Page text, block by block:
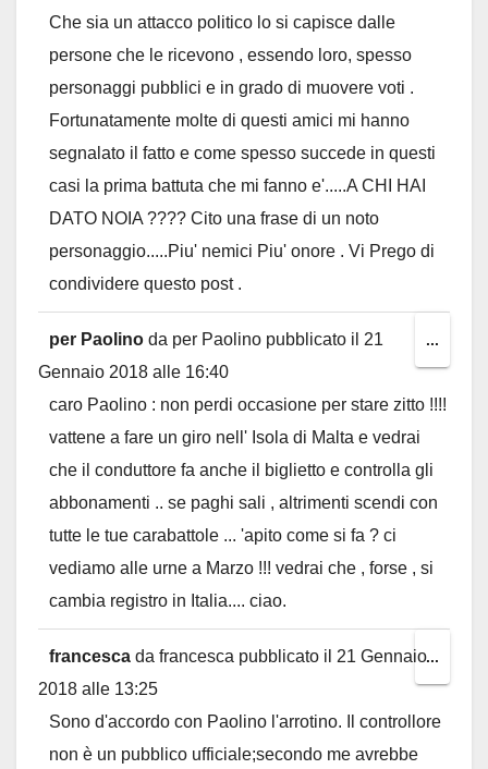
Che sia un attacco politico lo si capisce dalle
persone che le ricevono , essendo loro, spesso
personaggi pubblici e in grado di muovere voti .
Fortunatamente molte di questi amici mi hanno
segnalato il fatto e come spesso succede in questi
casi la prima battuta che mi fanno e'.....A CHI HAI
DATO NOIA ???? Cito una frase di un noto
personaggio.....Piu' nemici Piu' onore . Vi Prego di
condividere questo post .
per Paolino da per Paolino pubblicato il 21
Gennaio 2018 alle 16:40
caro Paolino : non perdi occasione per stare zitto !!!!
vattene a fare un giro nell' Isola di Malta e vedrai
che il conduttore fa anche il biglietto e controlla gli
abbonamenti .. se paghi sali , altrimenti scendi con
tutte le tue carabattole ... 'apito come si fa ? ci
vediamo alle urne a Marzo !!! vedrai che , forse , si
cambia registro in Italia.... ciao.
...
this
francesca da francesca pubblicato il 21 Gennaio
2018 alle 13:25
Sono d'accordo con Paolino l'arrotino. Il controllore
non è un pubblico ufficiale;secondo me avrebbe
...
this